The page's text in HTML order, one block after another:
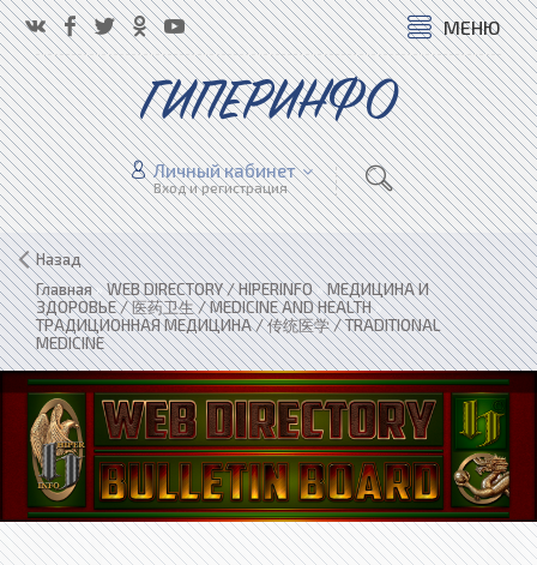
МЕНЮ
ГИПЕРИНФО
Личный кабинет
Вход и регистрация
Назад
Главная»WEB DIRECTORY / HIPERINFO»МЕДИЦИНА И
ЗДОРОВЬЕ / 医药卫生 / MEDICINE AND HEALTH»
ТРАДИЦИОННАЯ МЕДИЦИНА / 传统医学 / TRADITIONAL
MEDICINE